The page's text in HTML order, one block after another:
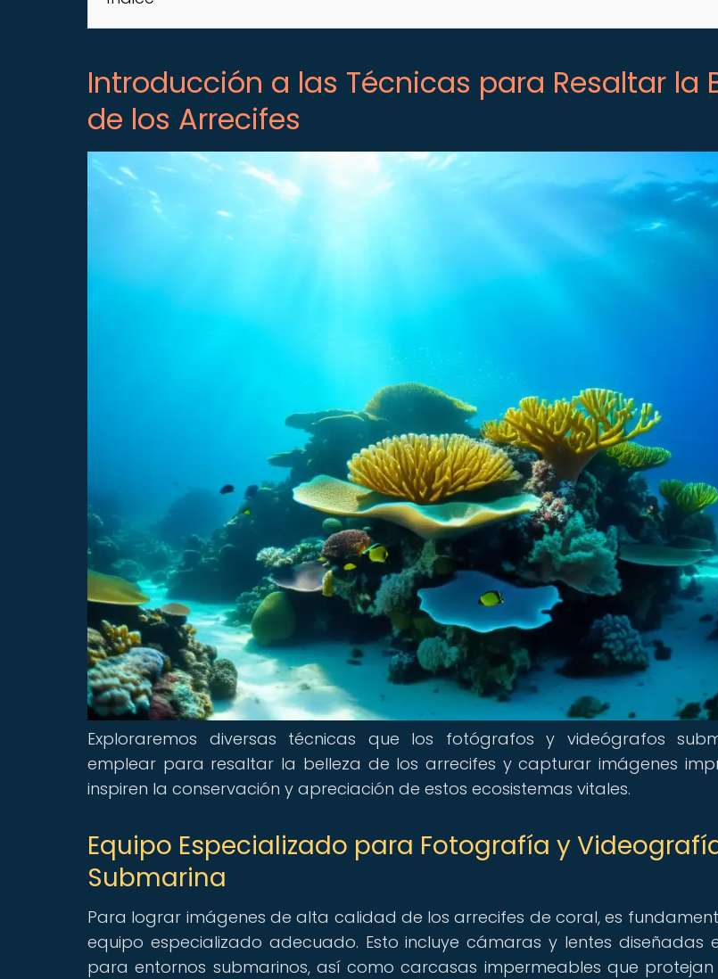
Introducción a las Técnicas para Resaltar la
de los Arrecifes
Exploraremos diversas técnicas que los fotógrafos y videógrafos
emplear para resaltar la belleza de los arrecifes y capturar imágenes
inspiren la conservación y apreciación de estos ecosistemas vitales.
Equipo Especializado para Fotografía y
Submarina
Para lograr imágenes de alta calidad de los arrecifes de coral, es
equipo especializado adecuado. Esto incluye cámaras y lentes diseñadas
para entornos submarinos, así como carcasas impermeables que